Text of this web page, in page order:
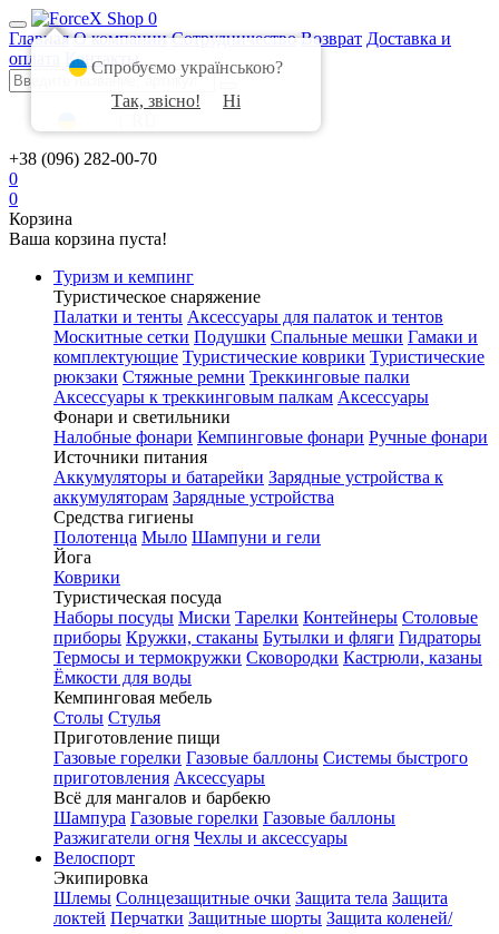
0
Главная О компании Сотрудничество Возврат Доставка и
оплата
Контакты
+38 (096) 282-00-70
0
0
Корзина
Ваша корзина пуста!
Туризм и кемпинг
Туристическое снаряжение
Палатки и тенты Аксессуары для палаток и тентов
Москитные сетки Подушки Спальные мешки Гамаки и
комплектующие Туристические коврики Туристические
рюкзаки Стяжные ремни Треккинговые палки
Аксессуары к треккинговым палкам Аксессуары
Фонари и светильники
Налобные фонари Кемпинговые фонари Ручные фонари
Источники питания
Аккумуляторы и батарейки Зарядные устройства к
аккумуляторам Зарядные устройства
Средства гигиены
Полотенца Мыло Шампуни и гели
Йога
Коврики
Туристическая посуда
Наборы посуды Миски Тарелки Контейнеры Столовые
приборы Кружки, стаканы Бутылки и фляги Гидраторы
Термосы и термокружки Сковородки Кастрюли, казаны
Ёмкости для воды
Кемпинговая мебель
Столы Стулья
Приготовление пищи
Газовые горелки Газовые баллоны Системы быстрого
приготовления Аксессуары
Всё для мангалов и барбекю
Шампура Газовые горелки Газовые баллоны
Разжигатели огня Чехлы и аксессуары
Велоспорт
Экипировка
Шлемы Солнцезащитные очки Защита тела Защита
локтей Перчатки Защитные шорты Защита коленей/
Спробуємо українською?
Так, звісно!
Ні